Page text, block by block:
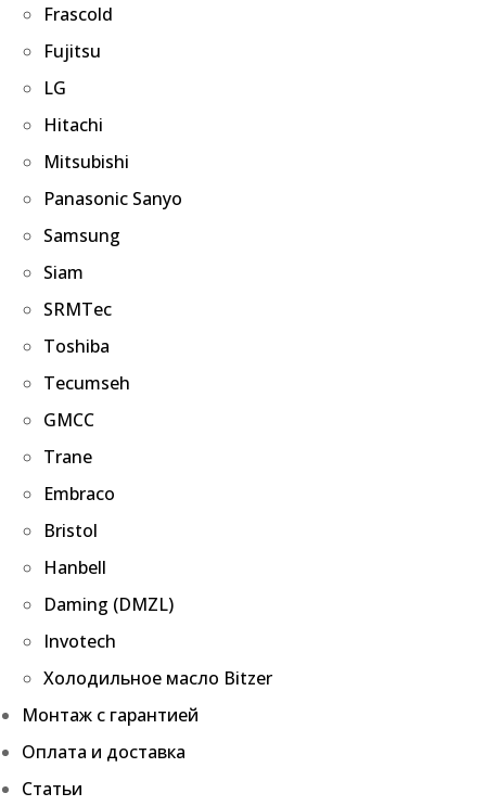
Frascold
Fujitsu
LG
Hitachi
Mitsubishi
Panasonic Sanyo
Samsung
Siam
SRMTec
Toshiba
Tecumseh
GMCC
Trane
Embraco
Bristol
Hanbell
Daming (DMZL)
Invotech
Холодильное масло Bitzer
Монтаж с гарантией
Оплата и доставка
Статьи